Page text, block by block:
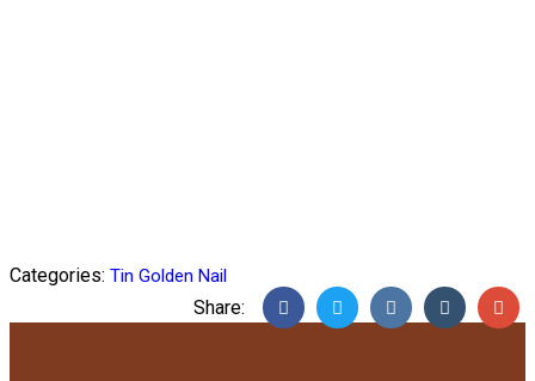
Categories: Tin Golden Nail
Share: